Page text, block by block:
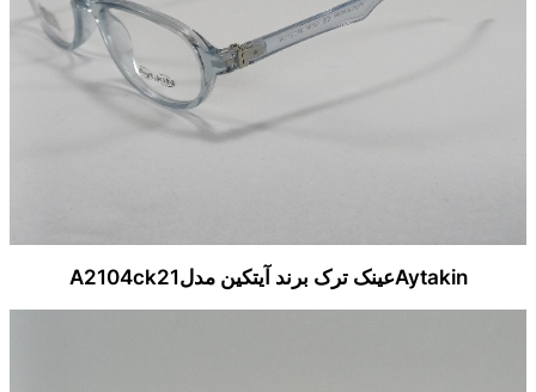
Aytakinعینک ترک برند آیتکین مدلA2104ck21